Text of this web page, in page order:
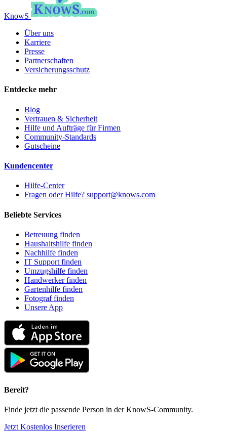
KnowS
Über uns
Karriere
Presse
Partnerschaften
Versicherungsschutz
Entdecke mehr
Blog
Vertrauen & Sicherheit
Hilfe und Aufträge für Firmen
Community-Standards
Gutscheine
Kundencenter
Hilfe-Center
Fragen oder Hilfe? support@knows.com
Beliebte Services
Betreuung finden
Haushaltshilfe finden
Nachhilfe finden
IT Support finden
Umzugshilfe finden
Handwerker finden
Gartenhilfe finden
Fotograf finden
Unsere App
Bereit?
Finde jetzt die passende Person in der KnowS-Community.
Jetzt Kostenlos Inserieren